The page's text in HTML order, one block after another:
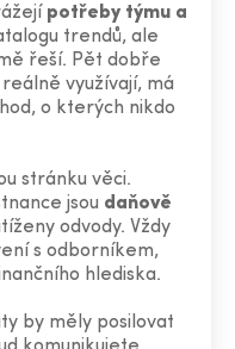
potřeby týmu a
trendů, ale
řeší. Pět dobře
využívají, má
o kterých nikdo
stránku věci.
jsou daňově
odvody. Vždy
s odborníkem,
hlediska.
by měly posilovat